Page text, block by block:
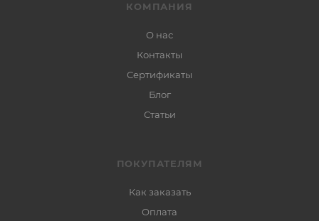
КОМПАНИЯ
О нас
Контакты
Сертификаты
Блог
Статьи
ПОКУПАТЕЛЯМ
Как заказать
Оплата